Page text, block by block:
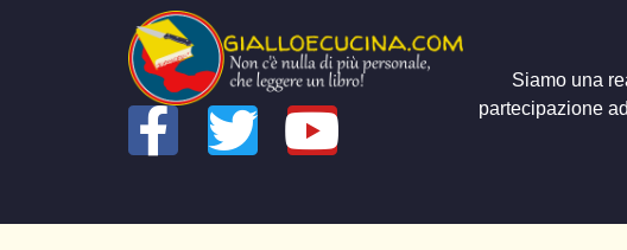
Siamo una
partecipazione